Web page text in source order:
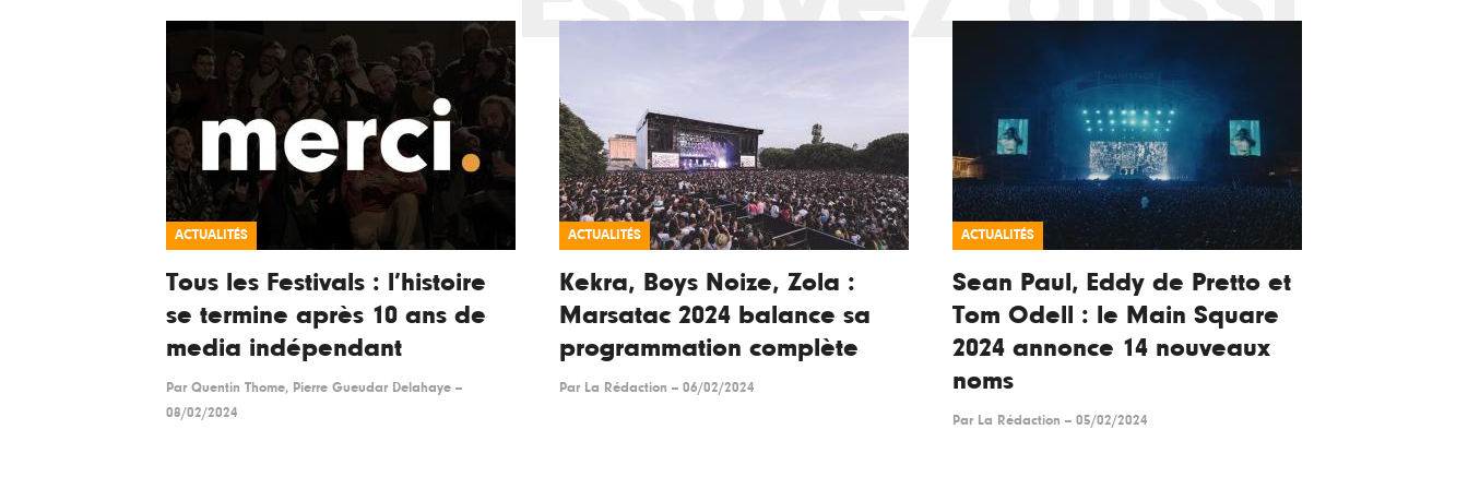
ACTUALITÉS
Tous les Festivals : l’histoire
se termine après 10 ans de
media indépendant
Par Quentin Thome, Pierre Gueudar Delahaye --
08/02/2024
ACTUALITÉS
Kekra, Boys Noize, Zola :
Marsatac 2024 balance sa
programmation complète
Par La Rédaction -- 06/02/2024
ACTUALITÉS
Sean Paul, Eddy de Pretto et
Tom Odell : le Main Square
2024 annonce 14 nouveaux
noms
Par La Rédaction -- 05/02/2024